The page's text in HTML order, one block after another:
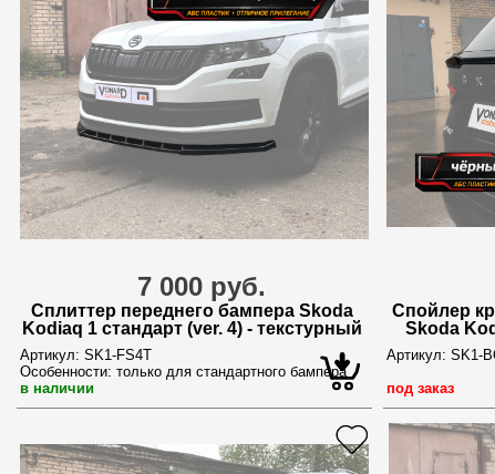
7 000 руб.
Сплиттер переднего бампера Skoda
Kodiaq 1 стандарт (ver. 4) - текстурный
Артикул: SK1-FS4T
Особенности: только для стандартного бампера
в наличии
Спойлер
Skoda
Артикул: SK1-
под заказ